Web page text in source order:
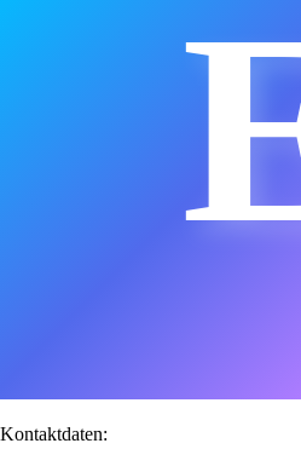
Kontaktdaten: